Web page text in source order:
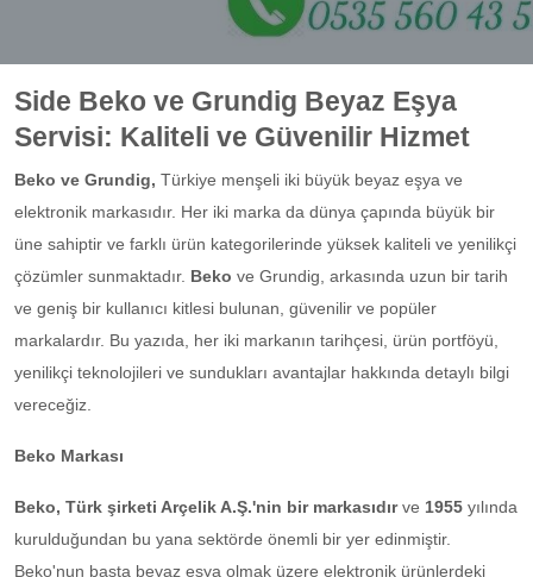
Side Beko ve Grundig Beyaz Eşya
Servisi: Kaliteli ve Güvenilir Hizmet
Beko ve Grundig, Türkiye menşeli iki büyük beyaz eşya ve
elektronik markasıdır. Her iki marka da dünya çapında büyük bir
üne sahiptir ve farklı ürün kategorilerinde yüksek kaliteli ve yenilikçi
çözümler sunmaktadır. Beko ve Grundig, arkasında uzun bir tarih
ve geniş bir kullanıcı kitlesi bulunan, güvenilir ve popüler
markalardır. Bu yazıda, her iki markanın tarihçesi, ürün portföyü,
yenilikçi teknolojileri ve sundukları avantajlar hakkında detaylı bilgi
vereceğiz.
Beko Markası
Beko, Türk şirketi Arçelik A.Ş.'nin bir markasıdırve 1955 yılında
kurulduğundan bu yana sektörde önemli bir yer edinmiştir.
Beko'nun başta beyaz eşya olmak üzere elektronik ürünlerdeki